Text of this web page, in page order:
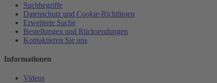
Suchbegriffe
Datenschutz und Cookie-Richtlinien
Erweiterte Suche
Bestellungen und Rücksendungen
Kontaktieren Sie uns
Informationen
Videos